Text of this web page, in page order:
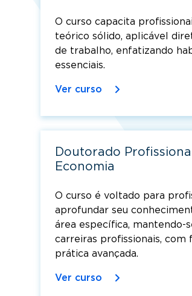
O curso capacita
teórico sólido, aplicável
de trabalho, enfatizando
essenciais.
Ver curso
Doutorado
Economia
O curso é voltado para
aprofundar seu
área específica, mantendo-
carreiras profissionais, com
prática avançada.
Ver curso